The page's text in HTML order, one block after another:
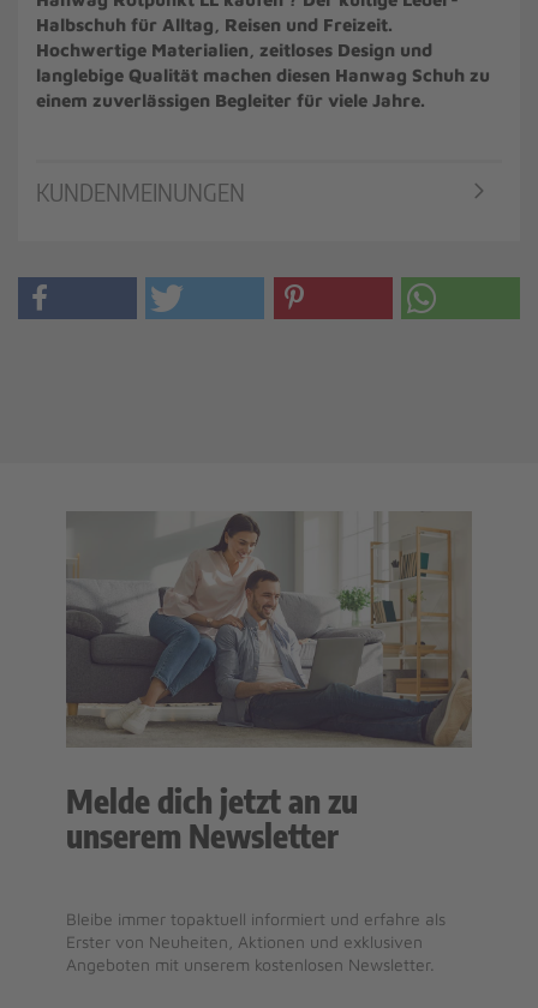
Halbschuh für Alltag, Reisen und Freizeit.
Hochwertige Materialien, zeitloses Design und
langlebige Qualität machen diesen Hanwag Schuh zu
einem zuverlässigen Begleiter für viele Jahre.
KUNDENMEINUNGEN
Melde dich jetzt an zu
unserem Newsletter
Bleibe immer topaktuell informiert und erfahre als
Erster von Neuheiten, Aktionen und exklusiven
Angeboten mit unserem kostenlosen Newsletter.